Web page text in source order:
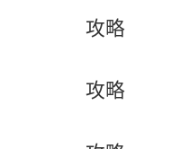
攻略
攻略